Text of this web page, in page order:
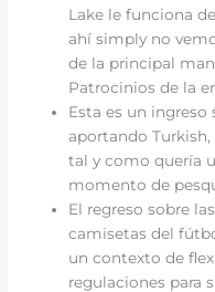
Lake le funciona
ahí simply no
de la principal
Patrocinios de la
Esta es un ingreso
aportando
tal y como quería
momento de
El regreso sobre
camisetas del
un contexto de
regulaciones para